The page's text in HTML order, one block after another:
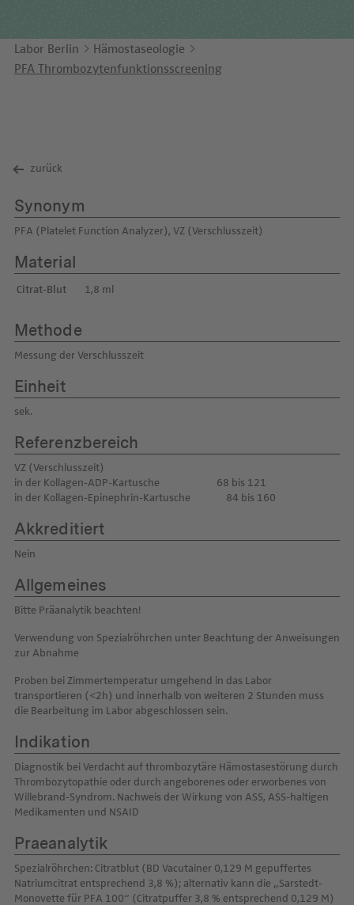
KONTAKT
Laboratoriumsmedizin & Toxikologie
Zusammenarbeit und Managementleistungen
Labor Berlin
Hämostaseologie
PFA Thrombozytenfunktionsscreening
zurück
Synonym
PFA (Platelet Function Analyzer), VZ (Verschlusszeit)
Material
Citrat-Blut 1,8 ml
Methode
Messung der Verschlusszeit
Einheit
sek.
Referenzbereich
VZ (Verschlusszeit)
in der Kollagen-ADP-Kartusche 68 bis 121
in der Kollagen-Epinephrin-Kartusche 84 bis 160
Akkreditiert
Nein
Allgemeines
Bitte Präanalytik beachten!
Verwendung von Spezialröhrchen unter Beachtung der Anweisungen
zur Abnahme
Proben bei Zimmertemperatur umgehend in das Labor
transportieren (<2h) und innerhalb von weiteren 2 Stunden muss
die Bearbeitung im Labor abgeschlossen sein.
Indikation
Diagnostik bei Verdacht auf thrombozytäre Hämostasestörung durch
Thrombozytopathie oder durch angeborenes oder erworbenes von
Willebrand-Syndrom. Nachweis der Wirkung von ASS, ASS-haltigen
Medikamenten und NSAID
Praeanalytik
Spezialröhrchen: Citratblut (BD Vacutainer 0,129 M gepuffertes
Natriumcitrat entsprechend 3,8 %); alternativ kann die „Sarstedt-
Monovette für PFA 100“ (Citratpuffer 3,8 % entsprechend 0,129 M)